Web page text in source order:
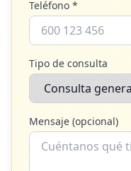
Teléfono *
Tipo de consulta
Mensaje (opcional)